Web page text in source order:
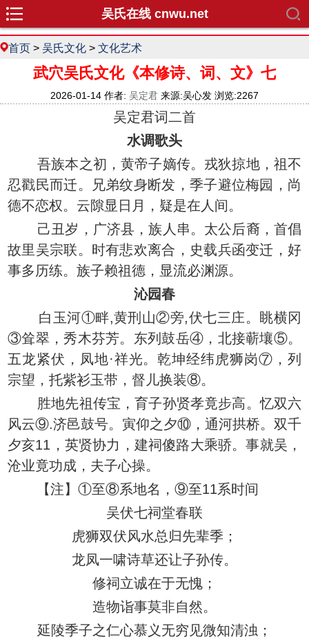
吴氏在线 cnwu.net
首页 > 吴氏文化 > 文化艺术
武穴吴氏文化《本修诗、词、文》七
2026-01-14 作者: 吴定君 来源:吴心发 浏览:2267
吴定君词二首
水调歌头
吾族本之初，黄帝子嫡传。戎狄掠地，祖不
忍戳民而迁。兄弟纹身断发，季子避位梅园，尚
德不恋权。云隙显日月，疑是在人间。
己丑岁，广济县，族人串。太公后裔，首倡
故里吴宗联。时有悲欢离合，史载兵函变迁，好
事多历练。族子赖祖德，显流必渊源。
沁园春
白玉河①畔,黄刑山②旁,伏七三庄。眺横冈
③耸翠，秀木芬芳。东列鼓岳④，北接蕲壤⑤。
五龙紧伏，凤地·祥光。乾坤经纬虎狮岗⑦，列
宗望，托紫衫玉带，督儿换装⑧。
胜地先祖传宝，育子孙贤孝竟步高。忆双六
风云⑨.济邑鼓号。寅仰之夕⑩，通河拱桥。双千
夕亥11，英贤协力，建祠傻路大乘骄。事就吴，
沧业竟功成，夫子心操。
【注】①至⑧系地名，⑨至11系时间
吴伏七祠堂春联
虎狮双伏风水总归先辈季；
龙凤一啸诗草还让子孙传。
修祠立诚在于无愧；
造物诣事莫非自然。
延陵季子之仁心慕义无穷见微知清浊；